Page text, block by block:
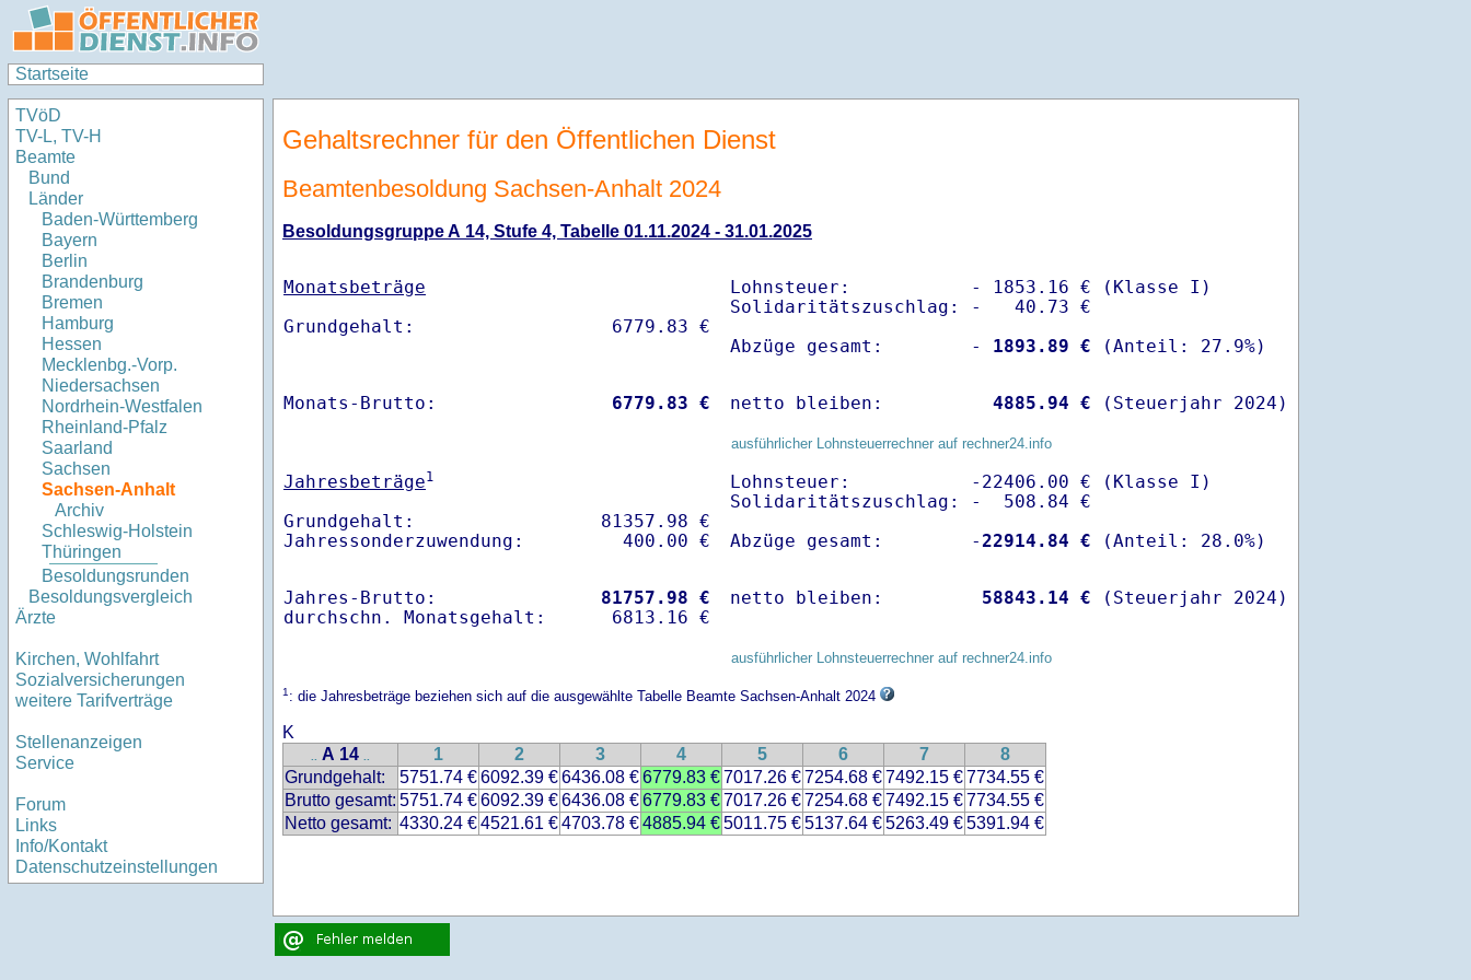
Startseite
TVöD
TV-L, TV-H
Beamte
Bund
Länder
Baden-Württemberg
Bayern
Berlin
Brandenburg
Bremen
Hamburg
Hessen
Mecklenbg.-Vorp.
Niedersachsen
Nordrhein-Westfalen
Rheinland-Pfalz
Saarland
Sachsen
Sachsen-Anhalt
Archiv
Schleswig-Holstein
Thüringen
Besoldungsrunden
Besoldungsvergleich
Ärzte
Kirchen, Wohlfahrt
Sozialversicherungen
weitere Tarifverträge
Stellenanzeigen
Service
Forum
Links
Info/Kontakt
Datenschutzeinstellungen
Gehaltsrechner für den Öffentlichen Dienst
Beamtenbesoldung Sachsen-Anhalt 2024
Besoldungsgruppe A 14, Stufe 4, Tabelle 01.11.2024 - 31.01.2025
Monatsbeträge
Lohnsteuer:           - 1853.16 € (Klasse I)
Solidaritätszuschlag: -   40.73 €
Abzüge gesamt:        -
1893.89 €
Monats-Brutto: 6779.83 € netto bleiben: 4885.94 € (Steuerjahr 2024)
ausführlicher Lohnsteuerrechner auf rechner24.info
Jahresbeträge1
Grundgehalt:                 81357.98 €
Lohnsteuer:           -22406.00 € (Klasse I)
Solidaritätszuschlag: -  508.84 €
Abzüge gesamt:        -22914.84 €
Jahres-Brutto: 81757.98 €
netto bleiben: 58843.14 € (Steuerjahr 2024)
ausführlicher Lohnsteuerrechner auf rechner24.info
1: die Jahresbeträge beziehen sich auf die ausgewählte Tabelle Beamte Sachsen-Anhalt 2024
K
.. A 14 .. 1 2 3 4 5 6 7
8
Grundgehalt:
5751.74 €6092.39 €6436.08 €6779.83 €7017.26 €7254.68 €7492.15 €7734.55 €
Brutto gesamt: 5751.74 €6092.39 €6436.08 €6779.83 €7017.26 €7254.68 €7492.15 €7734.55 €
Netto gesamt: 4330.24 €4521.61 €4703.78 €4885.94 €5011.75 €5137.64 €5263.49 €5391.94 €